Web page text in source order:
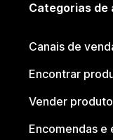
Categorias de
Canais de
Encontrar
Vender
Encomendas e